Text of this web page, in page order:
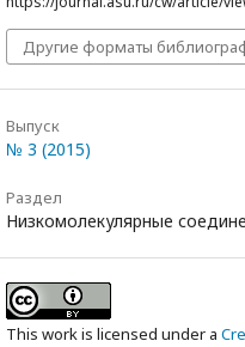
Другие форматы
Выпуск
№ 3 (2015)
Раздел
Низкомолекулярные
This work is licensed under a